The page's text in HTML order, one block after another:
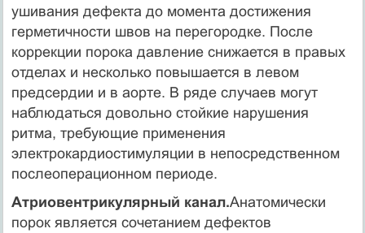
ушивания дефекта до момента достижения
герметичности швов на перегородке. После
коррекции порока давление снижается в правых
отделах и несколько повышается в левом
предсердии и в аорте. В ряде случаев могут
наблюдаться довольно стойкие нарушения
ритма, требующие применения
электрокардиостимуляции в непосредственном
послеоперационном периоде.
Атриовентрикулярный канал.Анатомически
порок является сочетанием дефектов